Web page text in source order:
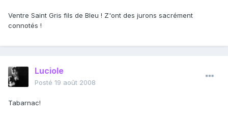
Ventre Saint Gris fils de Bleu ! Z'ont des jurons sacrément
connotés !
Luciole
Posté 19 août 2008
Tabarnac!